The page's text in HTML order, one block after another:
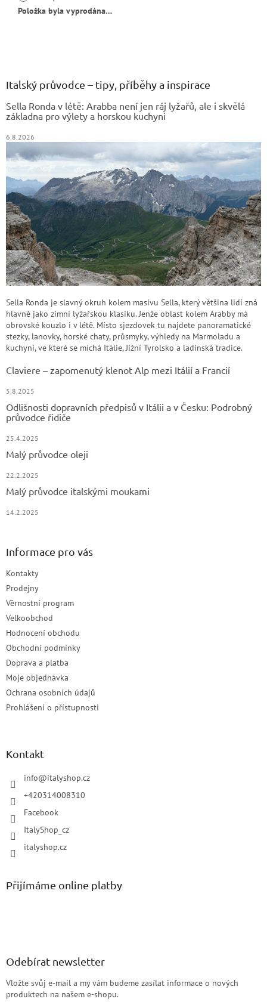
Položka byla vyprodána…
Italský průvodce – tipy, příběhy a inspirace
Sella Ronda v létě: Arabba není jen ráj lyžařů, ale i skvělá
základna pro výlety a horskou kuchyni
6.8.2026
Sella Ronda je slavný okruh kolem masivu Sella, který většina lidí zná
hlavně jako zimní lyžařskou klasiku. Jenže oblast kolem Arabby má
obrovské kouzlo i v létě. Místo sjezdovek tu najdete panoramatické
stezky, lanovky, horské chaty, průsmyky, výhledy na Marmoladu a
kuchyni, ve které se míchá Itálie, Jižní Tyrolsko a ladinská tradice.
Claviere – zapomenutý klenot Alp mezi Itálií a Francií
5.8.2025
Odlišnosti dopravních předpisů v Itálii a v Česku: Podrobný
průvodce řidiče
25.4.2025
Malý průvodce oleji
22.2.2025
Malý průvodce italskými moukami
14.2.2025
Informace pro vás
Kontakty
Prodejny
Věrnostní program
Velkoobchod
Hodnocení obchodu
Obchodní podmínky
Doprava a platba
Moje objednávka
Ochrana osobních údajů
Prohlášení o přístupnosti
Kontakt
info@italyshop.cz
+420314008310
Facebook
ItalyShop_cz
italyshop.cz
Přijímáme online platby
Odebírat newsletter
Vložte svůj e-mail a my vám budeme zasílat informace o nových
produktech na našem e-shopu.